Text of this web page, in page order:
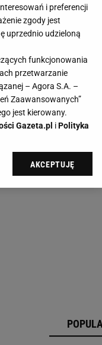
i preferencji
zgody jest
uprzednio udzieloną
funkcjonowania
przetwarzanie
– Agora S.A. –
Zaawansowanych”
jest kierowany.
Gazeta.pl iPolityka
sp. z o.o., jej
swoje preferencje
AKCEPTUJĘ